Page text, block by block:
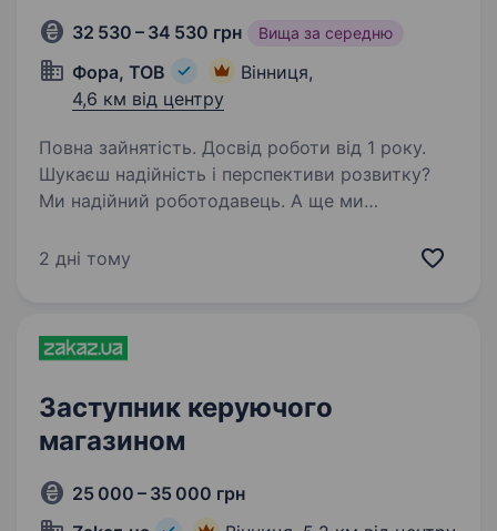
32 530 – 34 530 грн Вища за середню
Фора, ТОВ
Вінниця,
4,6 км від центру
Повна зайнятість. Досвід роботи від 1 року.
Шукаєш надійність і перспективи розвитку?
Ми надійний роботодавець. А ще ми
інновації. Запрошуємо привітного заступника /
2 дні тому
Заступник керуючого
магазином
25 000 – 35 000 грн